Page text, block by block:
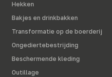
Hekken
Bakjes en drinkbakken
Transformatie op de boerderij
Ongediertebestrijding
Beschermende kleding
Outillage